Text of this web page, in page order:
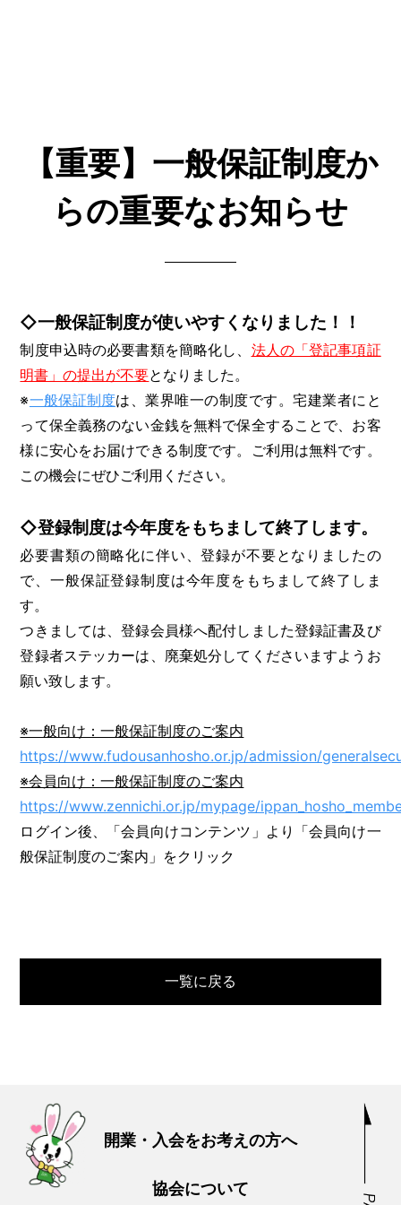
【重要】一般保証制度か
らの重要なお知らせ
◇一般保証制度が使いやすくなりました！！
制度申込時の必要書類を簡略化し、 法人の「登記事項証
明書」の提出が不要となりました。
※一般保証制度は、業界唯一の制度です。宅建業者にと
って保全義務のない金銭を無料で保全することで、お客
様に安心をお届けできる制度です。ご利用は無料です。
この機会にぜひご利用ください。
◇登録制度は今年度をもちまして終了します。
必要書類の簡略化に伴い、登録が不要となりましたの
で、一般保証登録制度は今年度をもちまして終了しま
す。
つきましては、登録会員様へ配付しました登録証書及び
登録者ステッカーは、廃棄処分してくださいますようお
願い致します。
※一般向け：一般保証制度のご案内
https://www.fudousanhosho.or.jp/admission/
※会員向け：一般保証制度のご案内
https://www.zennichi.or.jp/mypage/
ログイン後、「会員向けコンテンツ」より「会員向け一
般保証制度のご案内」をクリック
一覧に戻る
開業・入会をお考えの方へ
協会について